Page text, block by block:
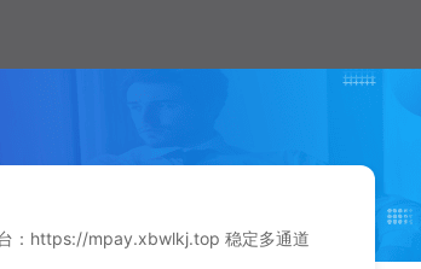
：https://mpay.xbwlkj.top 稳定多通道